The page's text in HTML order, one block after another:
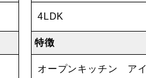
4LDK
特徴
オープンキッチン ア